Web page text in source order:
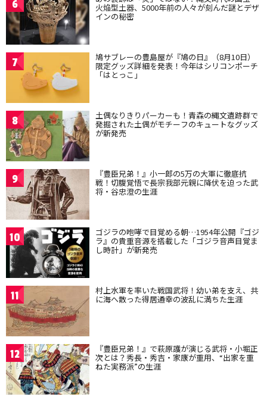
6 火焔型土器、5000年前の人々が刻んだ謎とデザ
インの秘密
7 鳩サブレーの豊島屋が『鳩の日』（8月10日）
限定グッズ詳細を発表！今年はシリコンポーチ
「はとっこ」
8 土偶なりきりパーカーも！青森の縄文遺跡群で
発掘された土偶がモチーフのキュートなグッズ
が新発売
9 『豊臣兄弟！』小一郎の5万の大軍に徹底抗
戦！切腹覚悟で長宗我部元親に降伏を迫った武
将・谷忠澄の生涯
10 ゴジラの咆哮で目覚める朝…1954年公開『ゴジ
ラ』の貴重音源を搭載した「ゴジラ音声目覚ま
し時計」が新発売
11 村上水軍を率いた戦国武将！幼い弟を支え、共
に海へ散った得居通幸の波乱に満ちた生涯
12 『豊臣兄弟！』で萩原護が演じる武将・小堀正
次とは？秀長・秀吉・家康が重用、“出家を重
ねた実務派”の生涯